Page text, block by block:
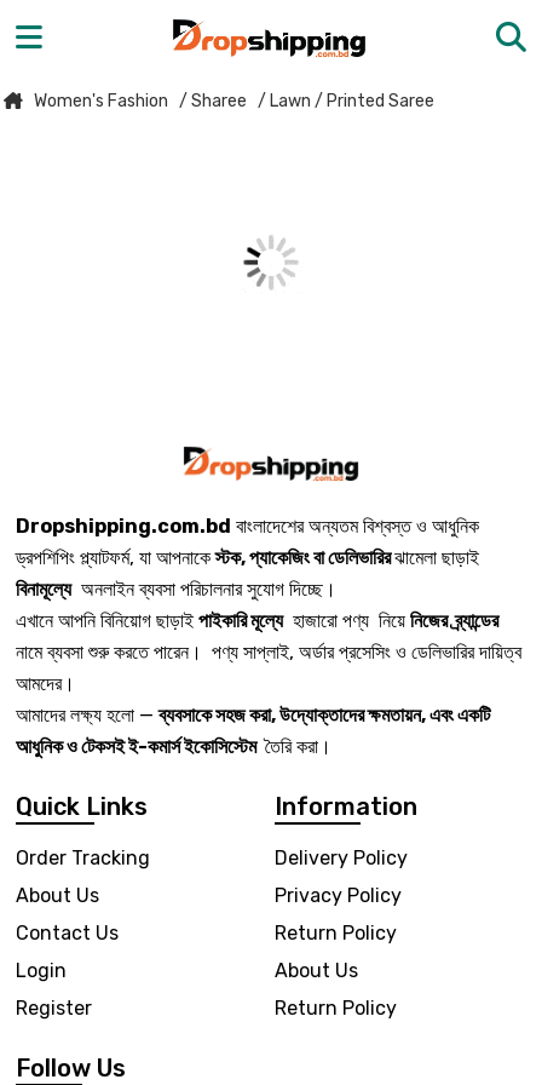
Women's Fashion / Sharee / Lawn / Printed Saree
Dropshipping.com.bd বাংলাদেশের অন্যতম বিশ্বস্ত ও আধুনিক
ড্রপশিপিং প্ল্যাটফর্ম, যা আপনাকেস্টক, প্যাকেজিং বা ডেলিভারিরঝামেলা ছাড়াই
বিনামূল্যেঅনলাইন ব্যবসা পরিচালনার সুযোগ দিচ্ছে।
এখানে আপনি বিনিয়োগ ছাড়াই পাইকারি মূল্যেহাজারো পণ্য নিয়ে নিজের ব্র্যান্ডের
নামে ব্যবসা শুরু করতে পারেন। পণ্য সাপ্লাই, অর্ডার প্রসেসিং ও ডেলিভারির দায়িত্ব
আমদের।
আমাদের লক্ষ্য হলো —ব্যবসাকে সহজ করা, উদ্যোক্তাদের ক্ষমতায়ন, এবং একটি
আধুনিক ও টেকসই ই-কমার্স ইকোসিস্টেম তৈরি করা।
Quick Links
Order Tracking
About Us
Contact Us
Login
Register
Information
Delivery Policy
Privacy Policy
Return Policy
About Us
Return Policy
Follow Us